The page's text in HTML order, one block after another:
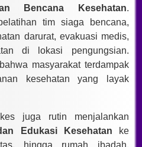
Bencana Kesehatan.
tim siaga bencana,
darurat, evakuasi medis,
di lokasi pengungsian.
masyarakat terdampak
kesehatan yang layak
juga rutin menjalankan
Edukasi Kesehatan ke